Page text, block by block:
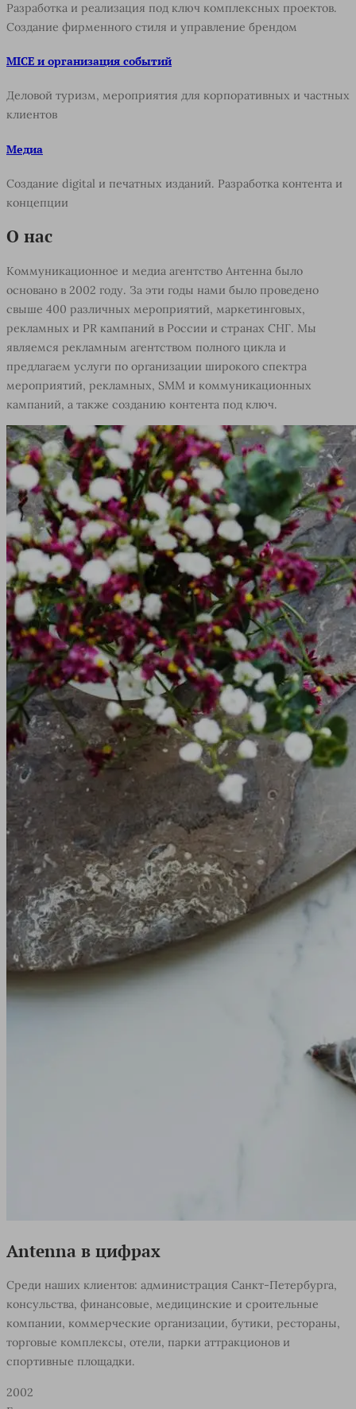
Разработка и реализация под ключ комплексных проектов.
Создание фирменного стиля и управление брендом
MICE и организация событий
Деловой туризм, мероприятия для корпоративных и частных
клиентов
Медиа
Создание digital и печатных изданий. Разработка контента и
концепции
О нас
Коммуникационное и медиа агентство Антенна было
основано в 2002 году. За эти годы нами было проведено
свыше 400 различных мероприятий, маркетинговых,
рекламных и PR кампаний в России и странах СНГ. Мы
являемся рекламным агентством полного цикла и
предлагаем услуги по организации широкого спектра
мероприятий, рекламных, SMM и коммуникационных
кампаний, а также созданию контента под ключ.
Antenna в цифрах
Среди наших клиентов: администрация Санкт-Петербурга,
консульства, финансовые, медицинские и сроительные
компании, коммерческие организации, бутики, рестораны,
торговые комплексы, отели, парки аттракционов и
спортивные площадки.
2002